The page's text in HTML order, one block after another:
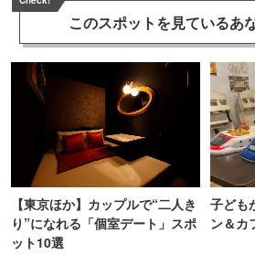
このスポットを見ているあ
【東京ほか】カップルで“二人き
り”になれる「個室デート」スポ
ット10選
子ども
ン＆カ